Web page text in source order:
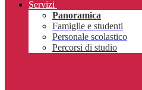
Servizi
Panoramica
Famiglie e studenti
Personale scolastico
Percorsi di studio